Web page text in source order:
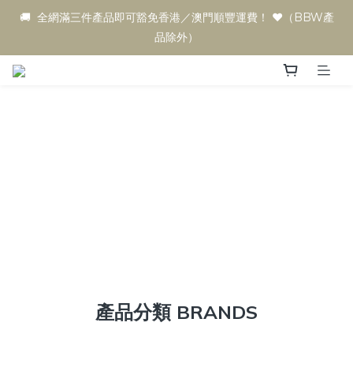
🚚  全網滿三件產品即可豁免香港／澳門順豐運費！ ♥️（BBW產
品除外）
產品分類 BRANDS